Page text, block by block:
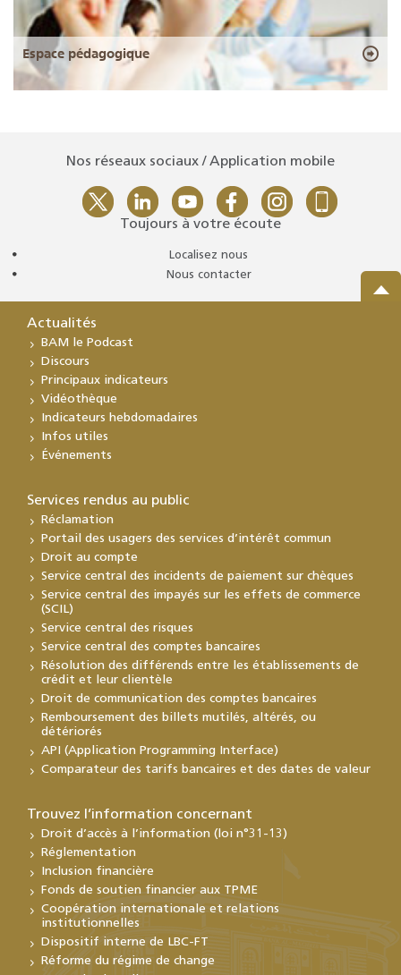
Espace pédagogique
Nos réseaux sociaux / Application mobile
Toujours à votre écoute
Localisez nous
Nous contacter
Actualités
BAM le Podcast
Discours
Principaux indicateurs
Vidéothèque
Indicateurs hebdomadaires
Infos utiles
Événements
Services rendus au public
Réclamation
Portail des usagers des services d’intérêt commun
Droit au compte
Service central des incidents de paiement sur chèques
Service central des impayés sur les effets de commerce
(SCIL)
Service central des risques
Service central des comptes bancaires
Résolution des différends entre les établissements de
crédit et leur clientèle
Droit de communication des comptes bancaires
Remboursement des billets mutilés, altérés, ou
détériorés
API (Application Programming Interface)
Comparateur des tarifs bancaires et des dates de valeur
Trouvez l’information concernant
Droit d’accès à l’information (loi n°31-13)
Réglementation
Inclusion financière
Fonds de soutien financier aux TPME
Coopération internationale et relations
institutionnelles
Dispositif interne de LBC-FT
Réforme du régime de change